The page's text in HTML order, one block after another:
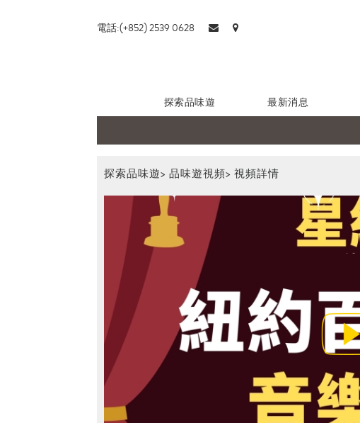
電話:(+852) 2539 0628
探索品味遊 最新消息
探索品味遊> 品味遊視頻> 視頻詳情